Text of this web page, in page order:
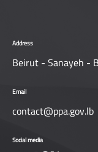
Address
Beirut - Sanayeh -
Email
contact@ppa.gov.lb
Social media